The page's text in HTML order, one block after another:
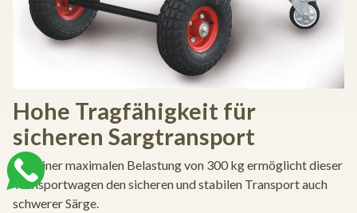
Hohe Tragfähigkeit für
sicheren Sargtransport
Mit einer maximalen Belastung von 300 kg ermöglicht dieser
Transportwagen den sicheren und stabilen Transport auch
schwerer Särge.